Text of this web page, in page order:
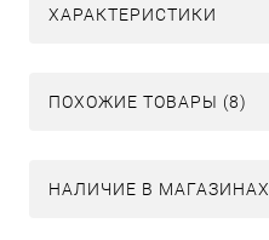
ХАРАКТЕРИСТИКИ
ПОХОЖИЕ ТОВАРЫ (8)
НАЛИЧИЕ В МАГАЗИНАХ